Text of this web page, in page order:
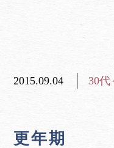
2015.09.04 30代
更年期